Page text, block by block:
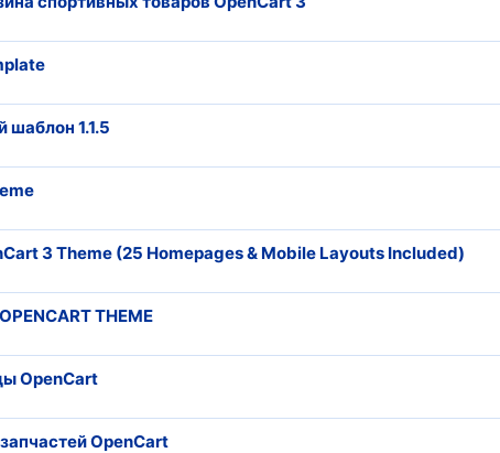
1.1.5
3 Theme (25 Homepages & Mobile Layouts Included)
THEME
OpenCart
OpenCart